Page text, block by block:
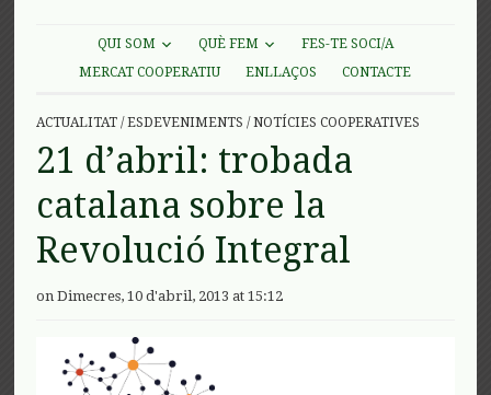
QUI SOM QUÈ FEM
FES-TE SOCI/A
MERCAT COOPERATIU
ENLLAÇOS CONTACTE
ACTUALITAT /ESDEVENIMENTS /NOTÍCIES COOPERATIVES
21 d’abril: trobada
catalana sobre la
Revolució Integral
on Dimecres, 10 d'abril, 2013 at 15:12